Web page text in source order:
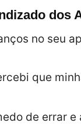
dos
no seu
que
de errar e